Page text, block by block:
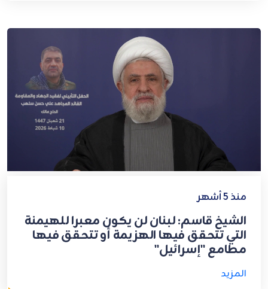
منذ 5 أشهر
الشيخ قاسم: لبنان لن يكون معبرا للهيمنة
التي تتحقق فيها الهزيمة أو تتحقق فيها
مطامع "إسرائيل"
المزيد